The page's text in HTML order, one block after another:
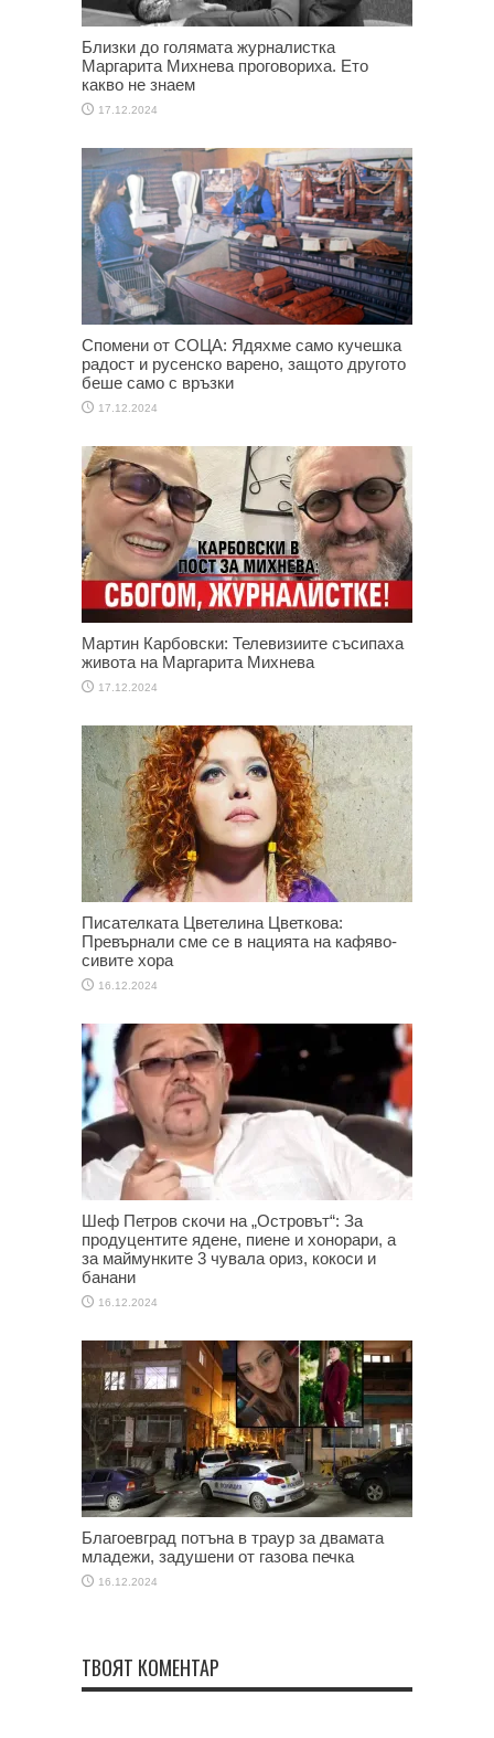
Близки до голямата журналистка
Маргарита Михнева проговориха. Ето
какво не знаем
17.12.2024
Спомени от СОЦА: Ядяхме само кучешка
радост и русенско варено, защото другото
беше само с връзки
17.12.2024
Мартин Карбовски: Телевизиите съсипаха
живота на Маргарита Михнева
17.12.2024
Писателката Цветелина Цветкова:
Превърнали сме се в нацията на кафяво-
сивите хора
16.12.2024
Шеф Петров скочи на „Островът“: За
продуцентите ядене, пиене и хонорари, а
за маймунките 3 чувала ориз, кокоси и
банани
16.12.2024
Благоевград потъна в траур за двамата
младежи, задушени от газова печка
16.12.2024
ТВОЯТ КОМЕНТАР